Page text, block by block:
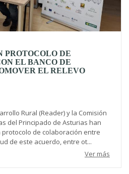
PROTOCOLO DE
EL BANCO DE
EL RELEVO
Rural (Reader) y la Comisión
del Principado de Asturias han
de colaboración entre
de este acuerdo, entre ot...
Ver más